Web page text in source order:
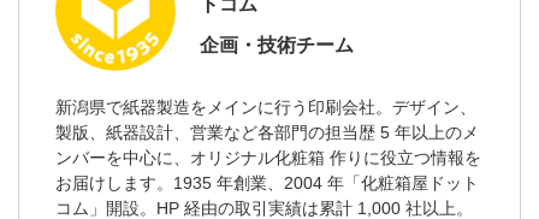
企画・技術チーム
新潟県で紙器製造をメインに行う印刷会社。デザイン、
製版、紙器設計、営業など各部門の担当歴 5 年以上のメ
ンバーを中心に、オリジナル化粧箱 作りに役立つ情報を
お届けします。1935 年創業、2004 年「化粧箱屋ドット
コム」開設。HP 経由の取引実績は累計 1,000 社以上。